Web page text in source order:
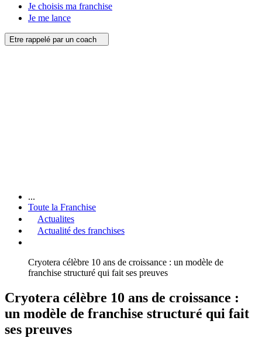
Je choisis ma franchise
Je me lance
Etre rappelé par un coach
...
Toute la Franchise
Actualites
Actualité des franchises
Cryotera célèbre 10 ans de croissance : un modèle de
franchise structuré qui fait ses preuves
Cryotera célèbre 10 ans de croissance :
un modèle de franchise structuré qui fait
ses preuves